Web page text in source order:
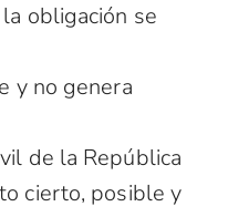
obligación se
y no genera
de la República
cierto, posible y